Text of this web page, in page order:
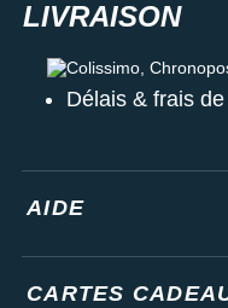
Colissimo,
Délais & frais
AIDE
CARTES